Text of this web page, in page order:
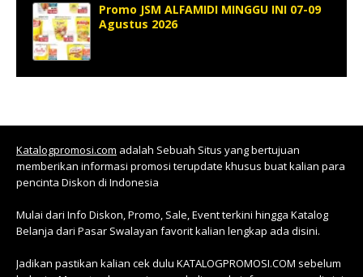
Promo JSM ALFAMIDI MINGGU INI 07-09
Agustus 2026
Katalogpromosi.com adalah Sebuah Situs yang bertujuan
memberikan informasi promosi terupdate khusus buat kalian para
pencinta Diskon di Indonesia
Mulai dari Info Diskon, Promo, Sale, Event terkini hingga Katalog
Belanja dari Pasar Swalayan favorit kalian lengkap ada disini.
Jadikan pastikan kalian cek dulu KATALOGPROMOSI.COM sebelum